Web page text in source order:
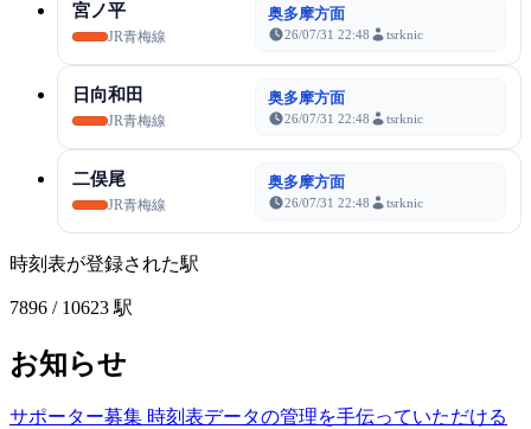
宮ノ平
JR青梅線
奥多摩方面
26/07/31 22:48 tsrknic
日向和田
JR青梅線
奥多摩方面
26/07/31 22:48 tsrknic
二俣尾
JR青梅線
奥多摩方面
26/07/31 22:48 tsrknic
時刻表が登録された駅
7896 / 10623 駅
お知らせ
サポーター募集 時刻表データの管理を手伝っていただける